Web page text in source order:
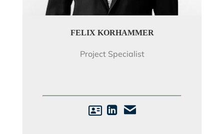
FELIX KORHAMMER
Project Specialist